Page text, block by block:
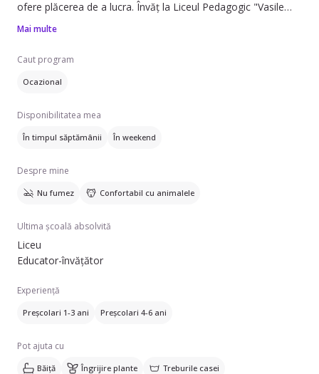
ofere plăcerea de a lucra. Învăț la Liceul Pedagogic "Vasile
Lupu" Iași, având experiență practica, atât la grădiniță cat si la
serioasa si respectuoasă,pe asta bazându-se si relațiile mele
cu cei din jur. Iubesc extrem de mult copilașii, de aceea
mergând și pe acest drum.
maniera armonioasă.
Mulțumesc!
Mai multe
Caut program
Ocazional
Disponibilitatea mea
În timpul săptămânii În weekend
Despre mine
Nu fumez Confortabil cu animalele
Ultima școală absolvită
Liceu
Educator-învățător
Experiență
Preșcolari 1-3 ani Preșcolari 4-6 ani
Pot ajuta cu
Băiță Îngrijire plante Treburile casei